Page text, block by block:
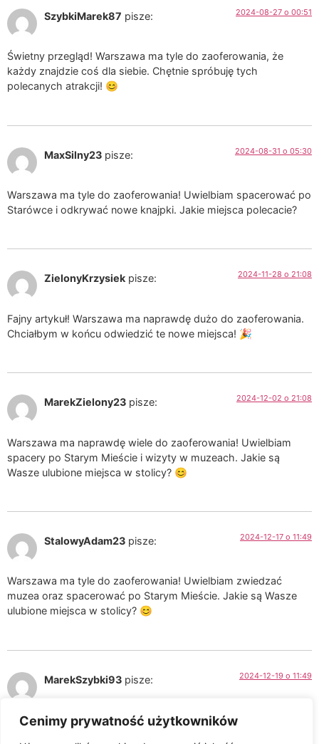
Cenimy prywatność użytkowników
SzybkiMarek87 pisze: 2024-08-27 o 00:51
Świetny przegląd! Warszawa ma tyle do zaoferowania, że
każdy znajdzie coś dla siebie. Chętnie spróbuję tych
polecanych atrakcji! 😊
MaxSilny23 pisze: 2024-08-31 o 05:30
Warszawa ma tyle do zaoferowania! Uwielbiam spacerować po
Starówce i odkrywać nowe knajpki. Jakie miejsca polecacie?
ZielonyKrzysiek pisze: 2024-11-28 o 21:08
Fajny artykuł! Warszawa ma naprawdę dużo do zaoferowania.
Chciałbym w końcu odwiedzić te nowe miejsca! 🎉
MarekZielony23 pisze: 2024-12-02 o 21:08
Warszawa ma naprawdę wiele do zaoferowania! Uwielbiam
spacery po Starym Mieście i wizyty w muzeach. Jakie są
Wasze ulubione miejsca w stolicy? 😊
StalowyAdam23 pisze: 2024-12-17 o 11:49
Warszawa ma tyle do zaoferowania! Uwielbiam zwiedzać
muzea oraz spacerować po Starym Mieście. Jakie są Wasze
ulubione miejsca w stolicy? 😊
MarekSzybki93 pisze: 2024-12-19 o 11:49
Fajny przewodnik! Zawsze szukam nowych miejsc do